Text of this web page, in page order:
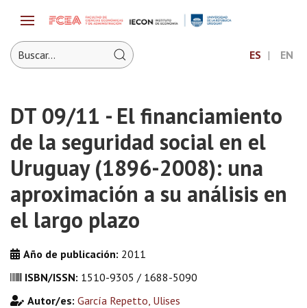
ES EN
DT 09/11 - El financiamiento
de la seguridad social en el
Uruguay (1896-2008): una
aproximación a su análisis en
el largo plazo
Año de publicación: 2011
ISBN/ISSN: 1510-9305 / 1688-5090
Autor/es: García Repetto, Ulises